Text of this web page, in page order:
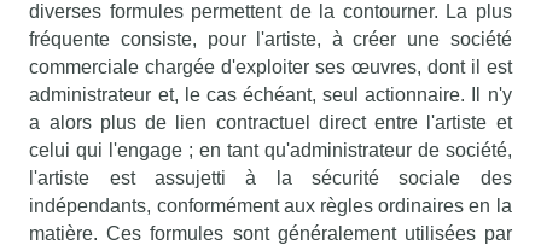
diverses formules permettent de la contourner. La plus
fréquente consiste, pour l'artiste, à créer une société
commerciale chargée d'exploiter ses œuvres, dont il est
administrateur et, le cas échéant, seul actionnaire. Il n'y
a alors plus de lien contractuel direct entre l'artiste et
celui qui l'engage ; en tant qu'administrateur de société,
l'artiste est assujetti à la sécurité sociale des
indépendants, conformément aux règles ordinaires en la
matière. Ces formules sont généralement utilisées par